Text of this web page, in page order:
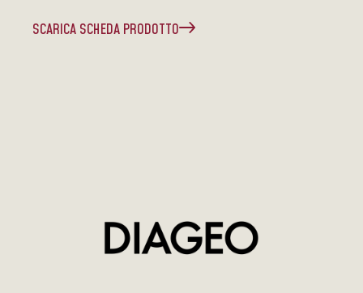
SCARICA SCHEDA PRODOTTO